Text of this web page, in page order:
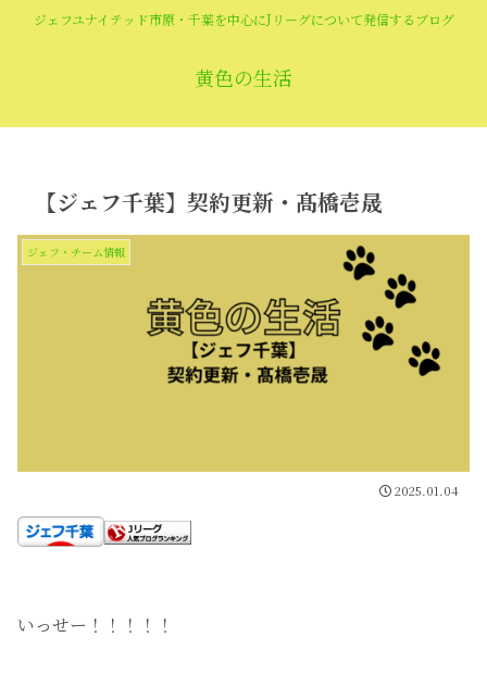
ジェフユナイテッド市原・千葉を中心にJリーグについて発信するブログ
黄色の生活
【ジェフ千葉】契約更新・髙橋壱晟
ジェフ・チーム情報
2025.01.04
いっせー！！！！！